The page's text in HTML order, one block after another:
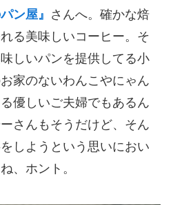
ン屋』 さんへ。確かな焙
る美味しいコーヒー。そ
しいパンを提供してる小
家のないわんこやにゃん
優しいご夫婦でもあるん
さんもそうだけど、そん
しようという思いにおい
、ホント。